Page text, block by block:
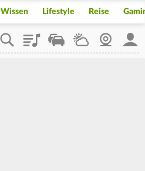
Wissen Lifestyle Reise
PlaylistStaupilotWetterWebcam